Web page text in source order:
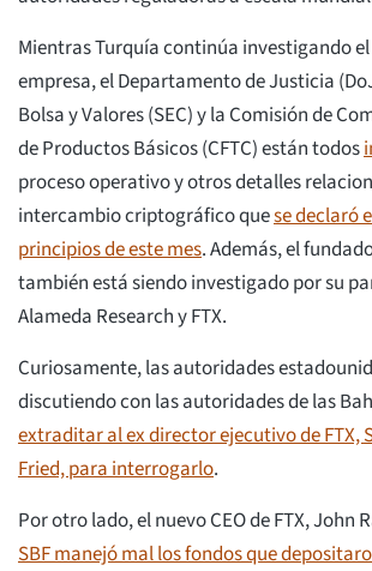
Mientras Turquía continúa investigando
empresa, el Departamento de Justicia
Bolsa y Valores (SEC) y la Comisión de
de Productos Básicos (CFTC) están todos
proceso operativo y otros detalles
intercambio criptográfico quese declaró
principios de este mes. Además, el
también está siendo investigado por su
Alameda Research y FTX.
Curiosamente, las autoridades
discutiendo con las autoridades de las
extraditar al ex director ejecutivo de FTX,
Fried, para interrogarlo.
Por otro lado, el nuevo CEO de FTX, John
SBF manejó mal los fondos que